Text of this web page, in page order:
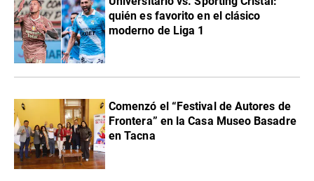
quién es favorito en el clásico
moderno de Liga 1
Comenzó el “Festival de Autores de
Frontera” en la Casa Museo Basadre
en Tacna